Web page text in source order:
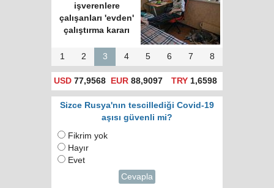
işverenlere
çalışanları 'evden'
çalıştırma kararı
1 2 3 4 5 6 7 8
USD 77,9568 EUR 88,9097 TRY1,6598
Sizce Rusya'nın tescillediği Covid-19
aşısı güvenli mi?
Fikrim yok
Hayır
Evet
Cevapla